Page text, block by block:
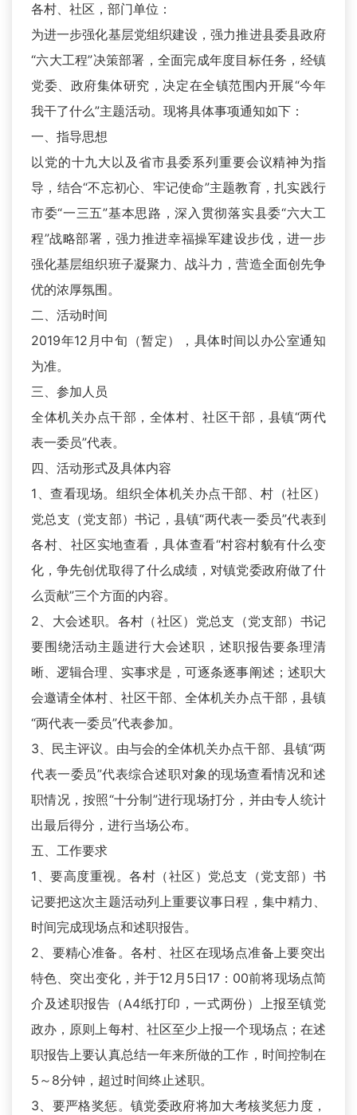
各村、社区，部门单位：
为进一步强化基层党组织建设，强力推进县委县政府
“六大工程”决策部署，全面完成年度目标任务，经镇
党委、政府集体研究，决定在全镇范围内开展“今年
我干了什么”主题活动。现将具体事项通知如下：
一、指导思想
以党的十九大以及省市县委系列重要会议精神为指
导，结合“不忘初心、牢记使命”主题教育，扎实践行
市委“一三五”基本思路，深入贯彻落实县委“六大工
程”战略部署，强力推进幸福操军建设步伐，进一步
强化基层组织班子凝聚力、战斗力，营造全面创先争
优的浓厚氛围。
二、活动时间
2019年12月中旬（暂定），具体时间以办公室通知
为准。
三、参加人员
全体机关办点干部，全体村、社区干部，县镇“两代
表一委员”代表。
四、活动形式及具体内容
1、查看现场。组织全体机关办点干部、村（社区）
党总支（党支部）书记，县镇“两代表一委员”代表到
各村、社区实地查看，具体查看“村容村貌有什么变
化，争先创优取得了什么成绩，对镇党委政府做了什
么贡献”三个方面的内容。
2、大会述职。各村（社区）党总支（党支部）书记
要围绕活动主题进行大会述职，述职报告要条理清
晰、逻辑合理、实事求是，可逐条逐事阐述；述职大
会邀请全体村、社区干部、全体机关办点干部，县镇
“两代表一委员”代表参加。
3、民主评议。由与会的全体机关办点干部、县镇“两
代表一委员”代表综合述职对象的现场查看情况和述
职情况，按照“十分制”进行现场打分，并由专人统计
出最后得分，进行当场公布。
五、工作要求
1、要高度重视。各村（社区）党总支（党支部）书
记要把这次主题活动列上重要议事日程，集中精力、
时间完成现场点和述职报告。
2、要精心准备。各村、社区在现场点准备上要突出
特色、突出变化，并于12月5日17：00前将现场点简
介及述职报告（A4纸打印，一式两份）上报至镇党
政办，原则上每村、社区至少上报一个现场点；在述
职报告上要认真总结一年来所做的工作，时间控制在
5～8分钟，超过时间终止述职。
3、要严格奖惩。镇党委政府将加大考核奖惩力度，